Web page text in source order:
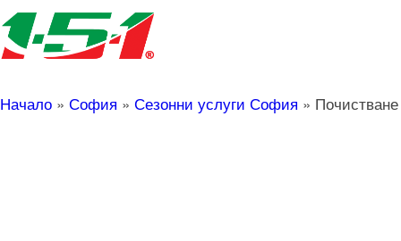
Начало » София » Сезонни услуги София »